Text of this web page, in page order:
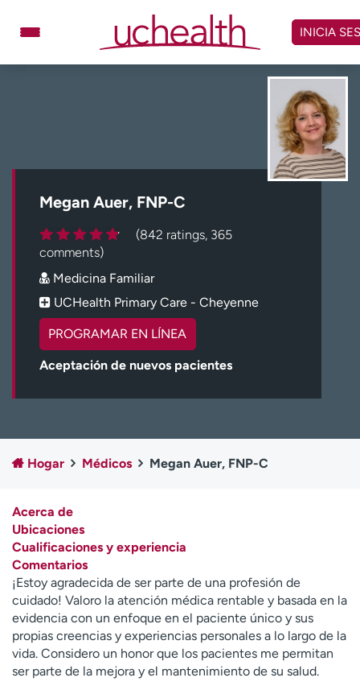
contenido
Facturación y precios
Carreras
Inicie sesión en My Health Connection
Acerca de UCHealth
Clases y eventos
Ready. Set. CO.
Ensayos clínicos
comunicación
Contáctenos Noticias e historias
A
y
ú
d
a
m
e
a
e
c
INICIA
Megan Auer, FNP-C
(842 ratings, 365
comments)
Medicina Familiar
UCHealth Primary Care - Cheyenne
PROGRAMAR EN LÍNEA
Aceptación de nuevos pacientes
Hogar Médicos Megan Auer, FNP-C
Acerca de
Ubicaciones
Cualificaciones y experiencia
Comentarios
¡Estoy agradecida de ser parte de una profesión de
cuidado! Valoro la atención médica rentable y basada en la
evidencia con un enfoque en el paciente único y sus
propias creencias y experiencias personales a lo largo de la
vida. Considero un honor que los pacientes me permitan
ser parte de la mejora y el mantenimiento de su salud.